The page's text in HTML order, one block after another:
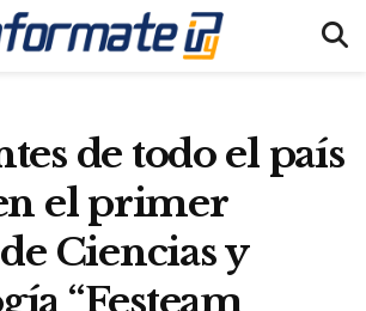
de todo el país
el primer
Ciencias y
“Festeam